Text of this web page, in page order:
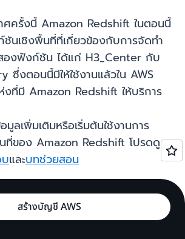
ศครั้งนี้ Amazon Redshift ในตอนนี้
นเชิงพื้นที่ที่เกี่ยวข้องกับการจัดทำ
องฟังก์ชัน ได้แก่ H3_Center กับ
ซึ่งตอนนี้มีให้ใช้งานแล้วใน AWS
ที่มี Amazon Redshift ให้บริการ
มูลเพิ่มเติมหรือเริ่มต้นใช้งานการ
นที่ของ Amazon Redshift โปรดดู
บและบทช่วยสอน
สร้างบัญชี AWS